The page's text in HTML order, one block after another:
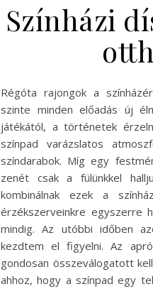
Színházi
Régóta rajongok a
szinte minden előadás új
játékától, a történetek
színpad varázslatos
színdarabok. Míg egy
zenét csak a fülünkkel
kombinálnak ezek a
érzékszerveinkre egyszerre
mindig. Az utóbbi időben
kezdtem el figyelni. Az
gondosan összeválogatott
ahhoz, hogy a színpad egy